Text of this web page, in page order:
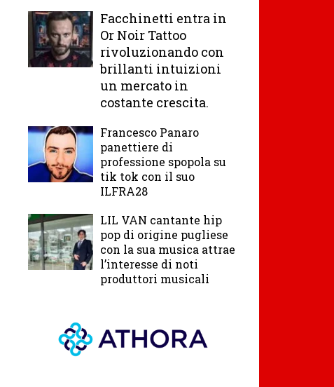
Facchinetti entra in
Or Noir Tattoo
rivoluzionando con
brillanti intuizioni
un mercato in
costante crescita.
Francesco Panaro
panettiere di
professione spopola su
tik tok con il suo
ILFRA28
LIL VAN cantante hip
pop di origine pugliese
con la sua musica attrae
l’interesse di noti
produttori musicali